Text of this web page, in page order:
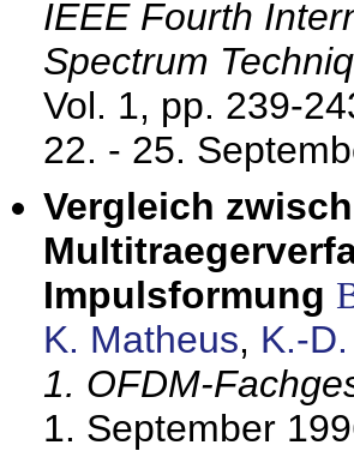
IEEE Fourth
Spectrum
Vol. 1, pp. 239-
22. - 25.
Vergleich
Impulsformung
K. Matheus, K.-
1. OFDM-
1. September